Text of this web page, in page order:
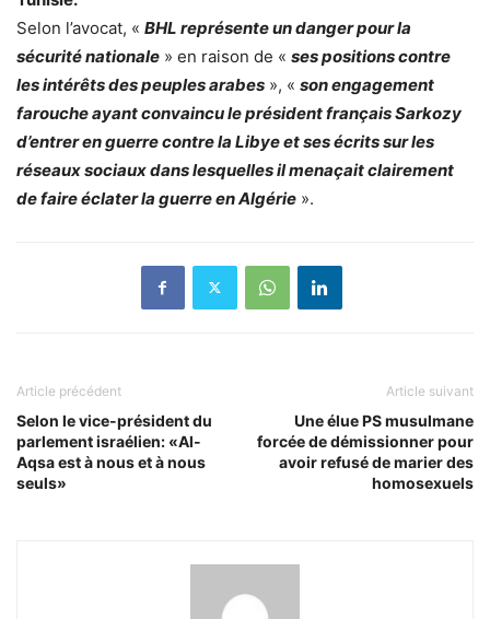
Selon l’avocat, « BHL représente un danger pour la
sécurité nationale » en raison de « ses positions contre
les intérêts des peuples arabes », « son engagement
farouche ayant convaincu le président français Sarkozy
d’entrer en guerre contre la Libye et ses écrits sur les
réseaux sociaux dans lesquelles il menaçait clairement
de faire éclater la guerre en Algérie ».
Article précédent
Selon le vice-président du
parlement israélien: «Al-
Aqsa est à nous et à nous
seuls»
Article suivant
Une élue PS musulmane
forcée de démissionner pour
avoir refusé de marier des
homosexuels